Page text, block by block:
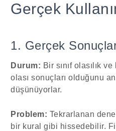
Gerçek
1. Gerçek
Durum: Bir sınıf olasılık
olası sonuçları olduğunu
düşünüyorlar.
Problem: Tekrarlanan
bir kural gibi hissedebilir.